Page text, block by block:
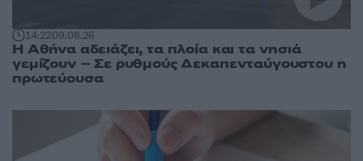
14:2209.08.26
Η Αθήνα αδειάζει, τα πλοία και τα νησιά
γεμίζουν – Σε ρυθμούς Δεκαπενταύγουστου η
πρωτεύουσα